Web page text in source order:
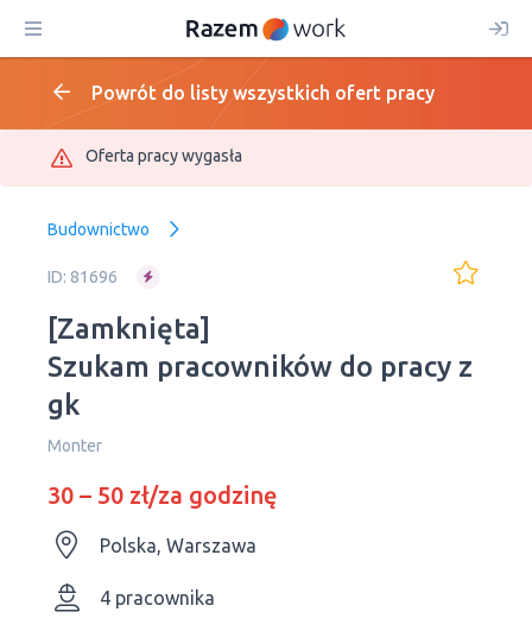
Powrót do listy wszystkich ofert pracy
Oferta pracy wygasła
Budownictwo
ID: 81696
[Zamknięta]
Szukam pracowników do pracy z
gk
Monter
30 – 50 zł/za godzinę
Polska, Warszawa
4 pracownika